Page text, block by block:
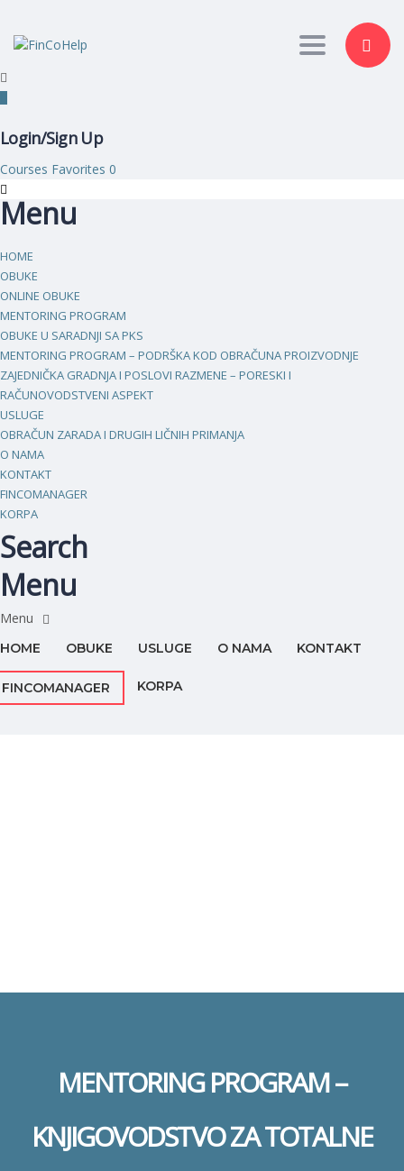
Toggle
Login/Sign Up
Courses Favorites 0
Menu
HOME
OBUKE
ONLINE OBUKE
MENTORING PROGRAM
OBUKE U SARADNJI SA PKS
MENTORING PROGRAM – PODRŠKA KOD OBRAČUNA PROIZVODNJE
ZAJEDNIČKA GRADNJA I POSLOVI RAZMENE – PORESKI I
RAČUNOVODSTVENI ASPEKT
USLUGE
OBRAČUN ZARADA I DRUGIH LIČNIH PRIMANJA
O NAMA
KONTAKT
FINCOMANAGER
KORPA
Search
Menu
HOME OBUKE USLUGE O NAMA KONTAKT
FINCOMANAGER KORPA
MENTORING PROGRAM –
KNJIGOVODSTVO ZA TOTALNE